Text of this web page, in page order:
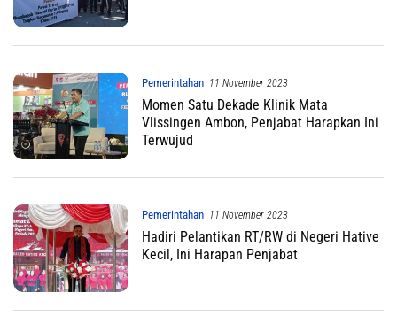
Pemerintahan 11 November 2023
Momen Satu Dekade Klinik Mata
Vlissingen Ambon, Penjabat Harapkan Ini
Terwujud
Pemerintahan 11 November 2023
Hadiri Pelantikan RT/RW di Negeri Hative
Kecil, Ini Harapan Penjabat